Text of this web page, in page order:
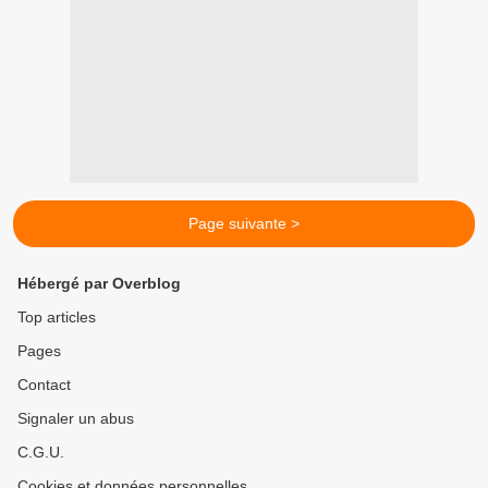
Page suivante >
Hébergé par Overblog
Top articles
Pages
Contact
Signaler un abus
C.G.U.